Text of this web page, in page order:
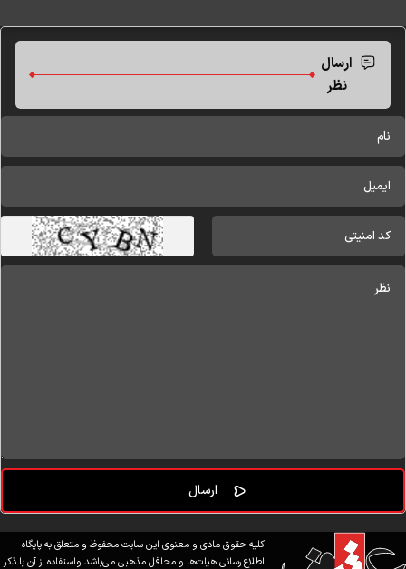
ارسال
نظر
کلیه حقوق مادی و معنوی این سایت محفوظ و متعلق به پایگاه
اطلاع رسانی هیات‌ها و محافل مذهبی می‌باشد واستفاده از آن با ذکر